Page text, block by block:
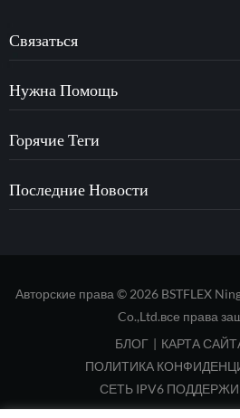
Связаться
Нужна Помощь
Горячие Теги
Последние Новости
Авторские права © 2026 BSTFLEX
Co.,Ltd.все права
БЛОГ | КАРТА
ПОЛИТИКА
СЕТЬ IPV6